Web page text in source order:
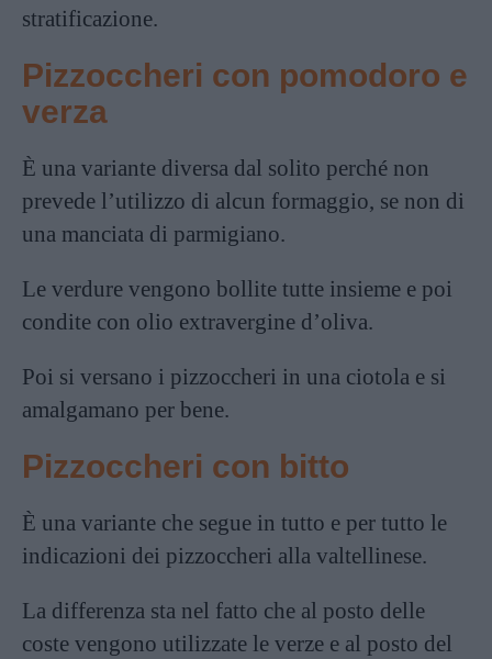
stratificazione.
Pizzoccheri con pomodoro e
verza
È una variante diversa dal solito perché non
prevede l’utilizzo di alcun formaggio, se non di
una manciata di parmigiano.
Le verdure vengono bollite tutte insieme e poi
condite con olio extravergine d’oliva.
Poi si versano i pizzoccheri in una ciotola e si
amalgamano per bene.
Pizzoccheri con bitto
È una variante che segue in tutto e per tutto le
indicazioni dei pizzoccheri alla valtellinese.
La differenza sta nel fatto che al posto delle
coste vengono utilizzate le verze e al posto del